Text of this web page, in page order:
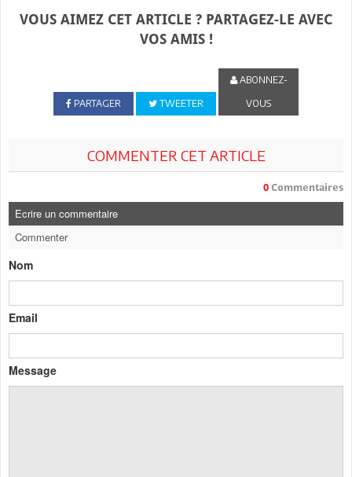
VOUS AIMEZ CET ARTICLE ? PARTAGEZ-LE AVEC
VOS AMIS !
PARTAGER TWEETER
ABONNEZ-
VOUS
COMMENTER CET ARTICLE
0 Commentaires
Ecrire un commentaire
Commenter
Nom
Email
Message